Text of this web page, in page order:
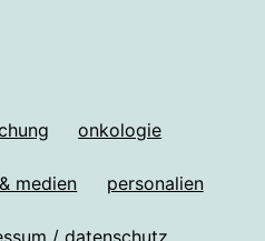
onkologie
medien personalien
/ datenschutz